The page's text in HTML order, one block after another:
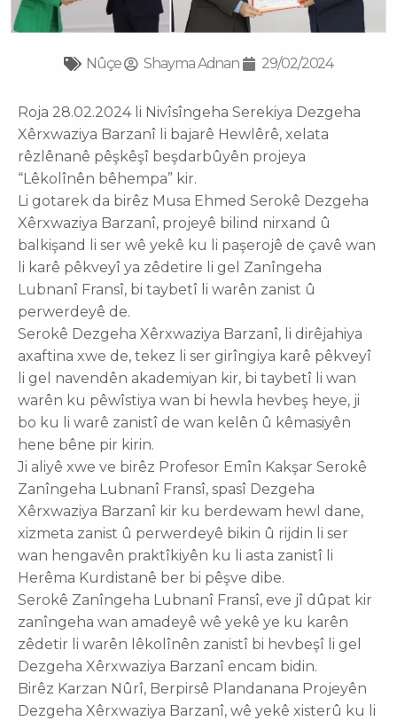
Nûçe Shayma Adnan 29/02/2024
Roja 28.02.2024 li Nivîsîngeha Serekiya Dezgeha
Xêrxwaziya Barzanî li bajarê Hewlêrê, xelata
rêzlênanê pêşkêşî beşdarbûyên projeya
“Lêkolînên bêhempa” kir.
Li gotarek da birêz Musa Ehmed Serokê Dezgeha
Xêrxwaziya Barzanî, projeyê bilind nirxand û
balkişand li ser wê yekê ku li paşerojê de çavê wan
li karê pêkveyî ya zêdetire li gel Zanîngeha
Lubnanî Fransî, bi taybetî li warên zanist û
perwerdeyê de.
Serokê Dezgeha Xêrxwaziya Barzanî, li dirêjahiya
axaftina xwe de, tekez li ser girîngiya karê pêkveyî
li gel navendên akademiyan kir, bi taybetî li wan
warên ku pêwîstiya wan bi hewla hevbeş heye, ji
bo ku li warê zanistî de wan kelên û kêmasiyên
hene bêne pir kirin.
Ji aliyê xwe ve birêz Profesor Emîn Kakşar Serokê
Zanîngeha Lubnanî Fransî, spasî Dezgeha
Xêrxwaziya Barzanî kir ku berdewam hewl dane,
xizmeta zanist û perwerdeyê bikin û rijdin li ser
wan hengavên praktîkiyên ku li asta zanistî li
Herêma Kurdistanê ber bi pêşve dibe.
Serokê Zanîngeha Lubnanî Fransî, eve jî dûpat kir
zanîngeha wan amadeyê wê yekê ye ku karên
zêdetir li warên lêkolînên zanistî bi hevbeşî li gel
Dezgeha Xêrxwaziya Barzanî encam bidin.
Birêz Karzan Nûrî, Berpirsê Plandanana Projeyên
Dezgeha Xêrxwaziya Barzanî, wê yekê xisterû ku li